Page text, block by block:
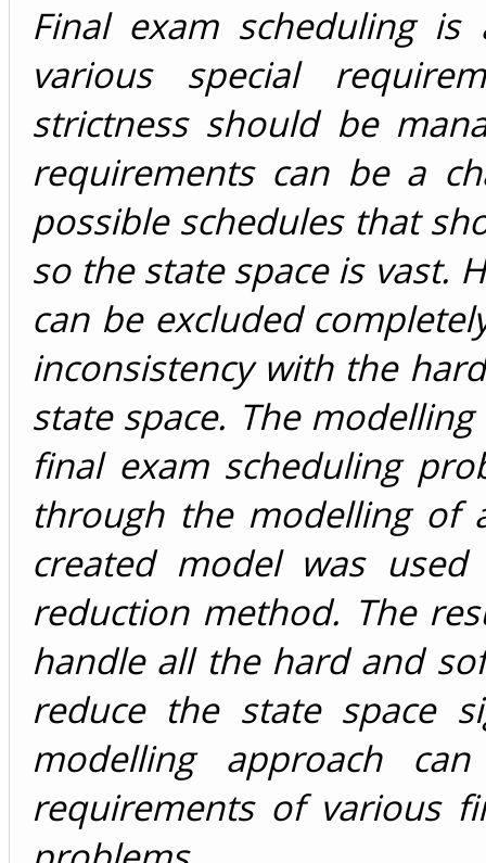
Final exam scheduling
various special
strictness should be
requirements can be a
possible schedules that
so the state space is vast.
can be excluded
inconsistency with the
state space. The
final exam scheduling
through the modelling of
created model was
reduction method. The
handle all the hard and
reduce the state space
modelling approach
requirements of various